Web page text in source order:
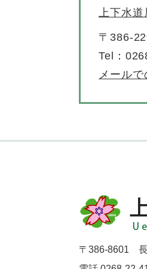
上下水道
〒386-
Tel：
メール
〒386-8601 長